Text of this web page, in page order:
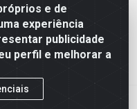
e de
experiência
publicidade
perfil e melhorar a
18.217.682/0001-54 -
58 - Bultrins, Olinda/PE
110